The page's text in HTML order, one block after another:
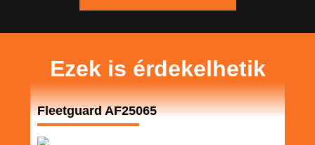
Ezek is érdekelhetik
Fleetguard AF25065